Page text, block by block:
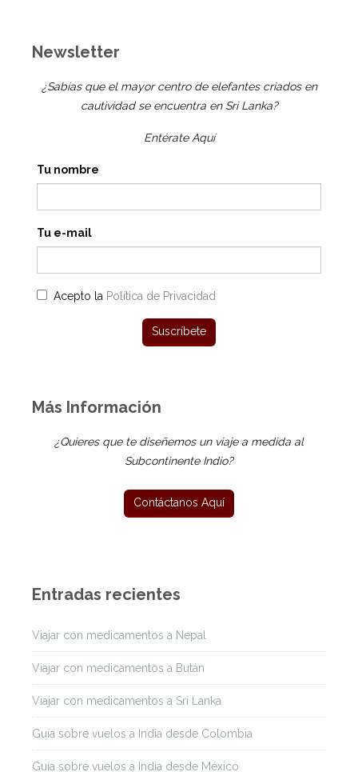
Newsletter
¿Sabías que el mayor centro de elefantes criados en
cautividad se encuentra en Sri Lanka?
Entérate Aquí
Tu nombre
Tu e-mail
Acepto la Política de Privacidad
Más Información
¿Quieres que te diseñemos un viaje a medida al
Subcontinente Indio?
Entradas recientes
Viajar con medicamentos a Nepal
Viajar con medicamentos a Bután
Viajar con medicamentos a Sri Lanka
Guía sobre vuelos a India desde Colombia
Guía sobre vuelos a India desde México